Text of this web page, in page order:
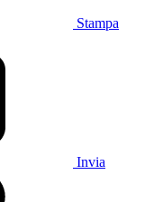
Stampa
Invia